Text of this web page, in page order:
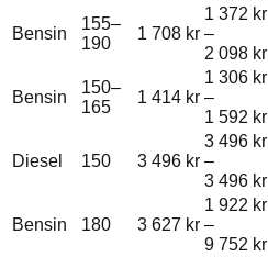
Bensin
155–
190
1 708 kr
1 372 kr
–
2 098 kr
Bensin
150–
165
1 414 kr
1 306 kr
–
1 592 kr
Diesel 150 3 496 kr
3 496 kr
–
3 496 kr
Bensin 180 3 627 kr
1 922 kr
–
9 752 kr